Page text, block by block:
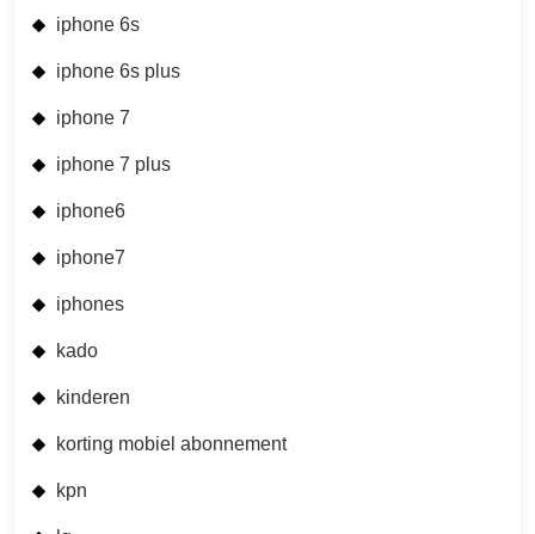
iphone 6s
iphone 6s plus
iphone 7
iphone 7 plus
iphone6
iphone7
iphones
kado
kinderen
korting mobiel abonnement
kpn